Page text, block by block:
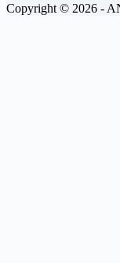
Copyright © 2026 -